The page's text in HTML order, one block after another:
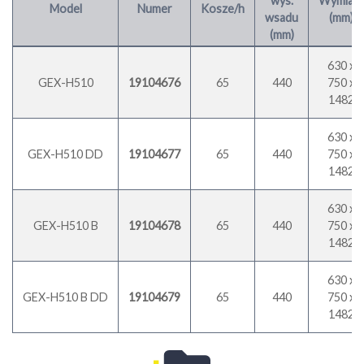
Model Numer Kosze/h
wsadu
(mm)
(mm)
GEX-H510 19104676 65 440
630 x
750 x
1482
GEX-H510 DD 19104677 65 440
630 x
750 x
1482
GEX-H510 B 19104678 65 440
630 x
750 x
1482
GEX-H510 B DD 19104679 65 440
630 x
750 x
1482